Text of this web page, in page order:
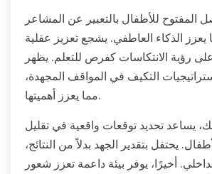
المفتوح للأطفال بالتعبير عن المشاعر
الذكاء العاطفي. يشجع تعزيز عقلية
رؤية الانتكاسات كفرص للتعلم. يظهر
التكيف في المواقف المجهدة،
مما يعزز أهميتها.
يساعد تحديد توقعات واقعية في تقليل
يحتفل بتقدير الجهد بدلاً من النتائج،
أخيرًا، يوفر بيئة داعمة تعزز شعور